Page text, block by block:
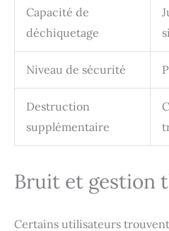
un
de
Capacité de
déchiquetage
Niveau de sécurité
Destruction
supplémentaire
Bruit et gestion
Certains utilisateurs trouvent